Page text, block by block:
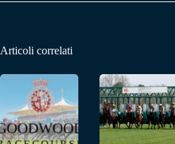
Articoli correlati